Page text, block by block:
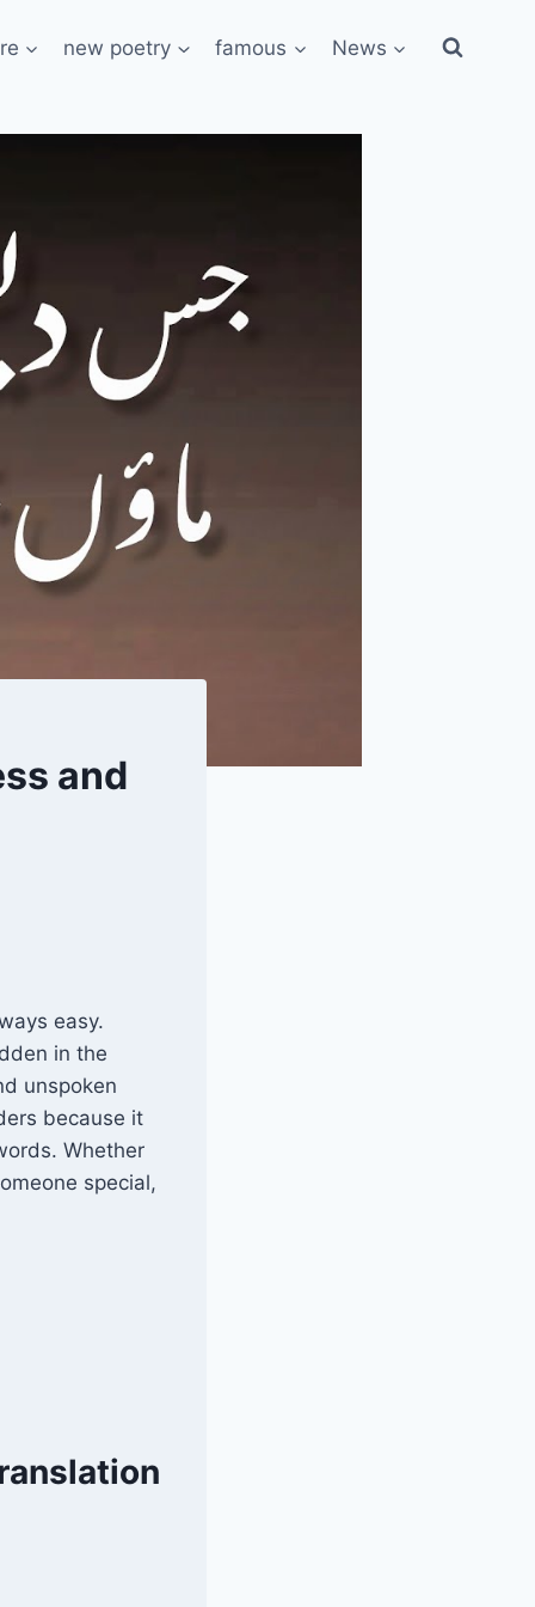
new poetry famous News
and
easy.
in the
unspoken
because it
Whether
special,